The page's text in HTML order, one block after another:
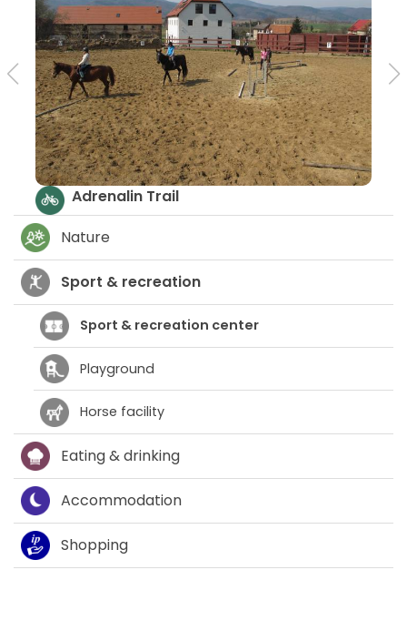
Adrenalin Trail
Nature
Sport & recreation
Sport & recreation center
Playground
Horse facility
Eating & drinking
Accommodation
Shopping